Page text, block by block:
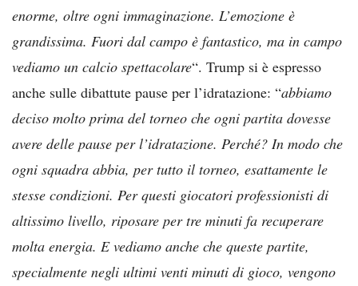
enorme, oltre ogni immaginazione. L’emozione è
grandissima. Fuori dal campo è fantastico, ma in campo
vediamo un calcio spettacolare“. Trump si è espresso
anche sulle dibattute pause per l’idratazione: “abbiamo
deciso molto prima del torneo che ogni partita dovesse
avere delle pause per l’idratazione. Perché? In modo che
ogni squadra abbia, per tutto il torneo, esattamente le
stesse condizioni. Per questi giocatori professionisti di
altissimo livello, riposare per tre minuti fa recuperare
molta energia. E vediamo anche che queste partite,
specialmente negli ultimi venti minuti di gioco, vengono